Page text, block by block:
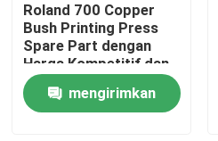
Beranda
Produk
Roland 700 Copper
Bush Printing Press
Spare Part dengan
Harga Kompetitif dan
Pengiriman Cepat
mengirimkan